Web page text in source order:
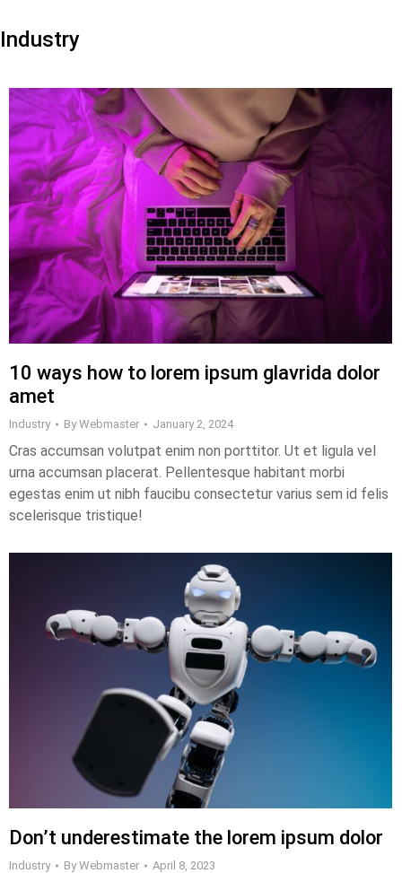
Industry
10 ways how to lorem ipsum glavrida dolor
amet
Industry ByWebmaster January 2, 2024
Cras accumsan volutpat enim non porttitor. Ut et ligula vel
urna accumsan placerat. Pellentesque habitant morbi
egestas enim ut nibh faucibu consectetur varius sem id felis
scelerisque tristique!
Don’t underestimate the lorem ipsum dolor
Industry ByWebmaster April 8, 2023